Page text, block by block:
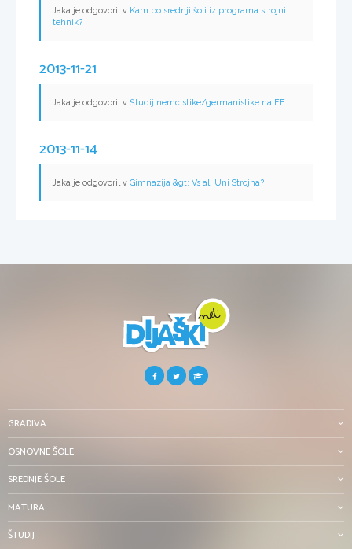
Jaka je odgovoril v Kam po srednji šoli iz programa strojni
tehnik?
2013-11-21
Jaka je odgovoril v Študij nemcistike/germanistike na FF
2013-11-14
Jaka je odgovoril v Gimnazija &gt; Vs ali Uni Strojna?
GRADIVA
OSNOVNE ŠOLE
SREDNJE ŠOLE
MATURA
ŠTUDIJ